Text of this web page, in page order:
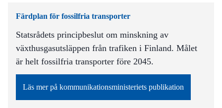
Färdplan för fossilfria transporter
Statsrådets principbeslut om minskning av
växthusgasutsläppen från trafiken i Finland. Målet
är helt fossilfria transporter före 2045.
Läs mer på kommunikationsministeriets publikation